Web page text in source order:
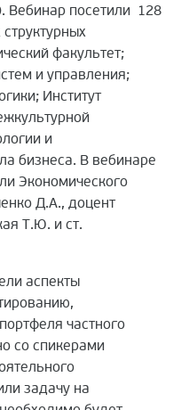
Вебинар посетили 128
факультет;
и управления;
Институт
и
бизнеса. В вебинаре
Экономического
Д.А., доцент
Т.Ю. и ст.
аспекты
частного
со спикерами
задачу на